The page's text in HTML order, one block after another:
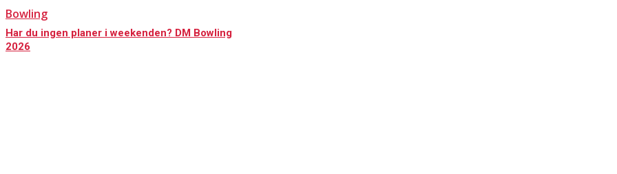
Bowling
Har du ingen planer i weekenden? DM Bowling
2026